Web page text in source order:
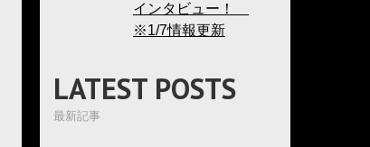
インタビュー！
※1/7情報更新
LATEST POSTS
最新記事